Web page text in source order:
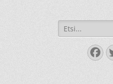
Search
for: